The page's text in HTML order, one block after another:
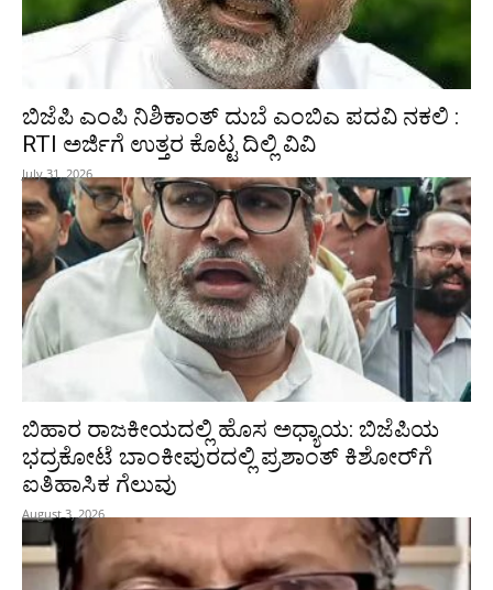
ಬಿಜೆಪಿ ಎಂಪಿ ನಿಶಿಕಾಂತ್ ದುಬೆ ಎಂಬಿಎ ಪದವಿ ನಕಲಿ :
RTI ಅರ್ಜಿಗೆ ಉತ್ತರ ಕೊಟ್ಟ ದಿಲ್ಲಿ ವಿವಿ
July 31, 2026
ಬಿಹಾರ ರಾಜಕೀಯದಲ್ಲಿ ಹೊಸ ಅಧ್ಯಾಯ: ಬಿಜೆಪಿಯ
ಭದ್ರಕೋಟೆ ಬಾಂಕೀಪುರದಲ್ಲಿ ಪ್ರಶಾಂತ್ ಕಿಶೋರ್‌ಗೆ
ಐತಿಹಾಸಿಕ ಗೆಲುವು
August 3, 2026